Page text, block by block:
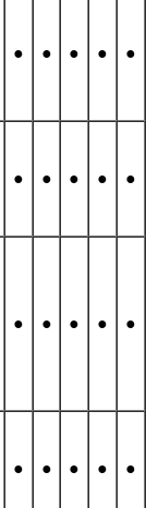
● ● ● ● ●
● ● ● ● ●
● ● ● ● ●
● ● ● ● ●